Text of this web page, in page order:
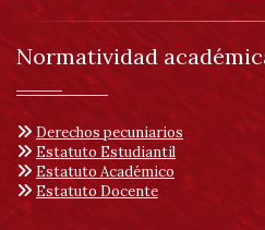
Normatividad
Derechos pecuniarios
Estatuto Estudiantil
Estatuto Académico
Estatuto Docente